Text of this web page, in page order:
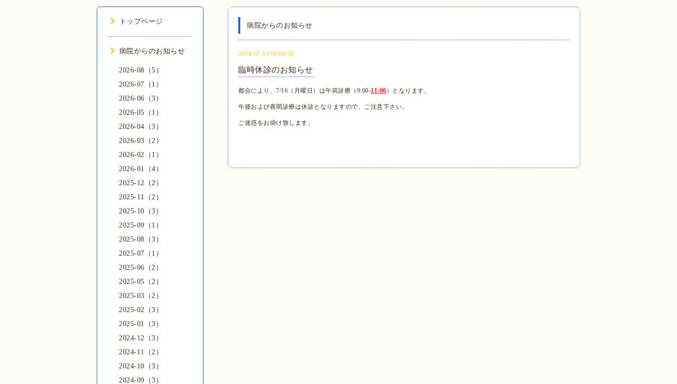
病院からのお知らせ
2018-07-14 09:06:00
臨時休診のお知らせ
都合により、7/16（月曜日）は午前診療（9:00-11:00 ）となります。
午後および夜間診療は休診となりますので、ご注意下さい。
ご迷惑をお掛け致します。
トップページ
病院からのお知らせ
2026-08（5）
2026-07（1）
2026-06（3）
2026-05（1）
2026-04（3）
2026-03（2）
2026-02（1）
2026-01（4）
2025-12（2）
2025-11（2）
2025-10（3）
2025-09（1）
2025-08（3）
2025-07（1）
2025-06（2）
2025-05（2）
2025-03（2）
2025-02（3）
2025-01（3）
2024-12（3）
2024-11（2）
2024-10（3）
2024-09（3）